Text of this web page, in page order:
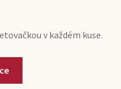
v každém kuse.